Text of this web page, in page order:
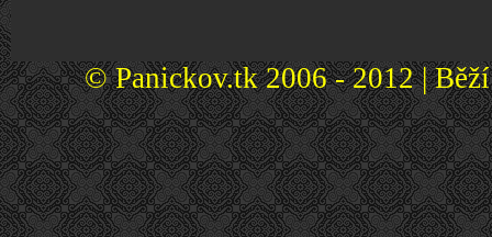
© Panickov.tk 2006 - 2012 |